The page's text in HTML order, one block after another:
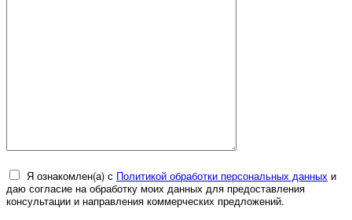
Я ознакомлен(а) с Политикой обработки персональных данных и
даю согласие на обработку моих данных для предоставления
консультации и направления коммерческих предложений.